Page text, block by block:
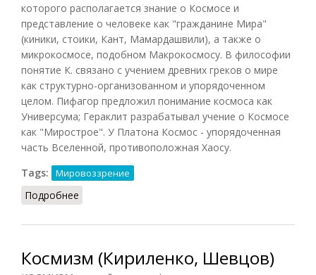
которого располагается знание о Космосе и
представление о человеке как "гражданине Мира"
(киники, стоики, Кант, Мамардашвили), а также о
микрокосмосе, подобном Макрокосмосу. В философии
понятие К. связано с учением древних греков о мире
как структурно-организованном и упорядоченном
целом. Пифагор предложил понимание космоса как
Универсума; Гераклит разрабатывал учение о Космосе
как "Мирострое". У Платона Космос - упорядоченная
часть Вселенной, противоположная Хаосу.
Tags:
Мировоззрение
Подробнее
Космизм (Кириленко, Шевцов)